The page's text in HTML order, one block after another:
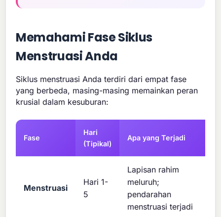
Memahami Fase Siklus
Menstruasi Anda
Siklus menstruasi Anda terdiri dari empat fase
yang berbeda, masing-masing memainkan peran
krusial dalam kesuburan:
Fase
Hari
(Tipikal)
Apa yang Terjadi
Menstruasi
Hari 1-
5
Lapisan rahim
meluruh;
pendarahan
menstruasi terjadi